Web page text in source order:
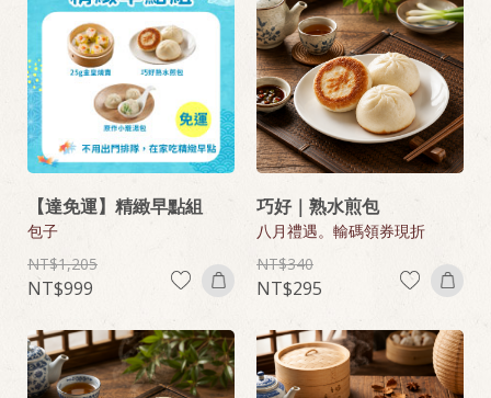
【達免運】精緻早點組
包子
1,205
999
巧好｜熟水煎包
八月禮遇。輸碼領券現折
340
295